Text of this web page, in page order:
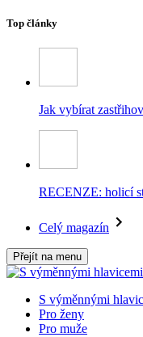
Top články
Jak vybírat
RECENZE: holicí
Celý magazín
Přejít na menu
S výměnnými
Pro ženy
Pro muže